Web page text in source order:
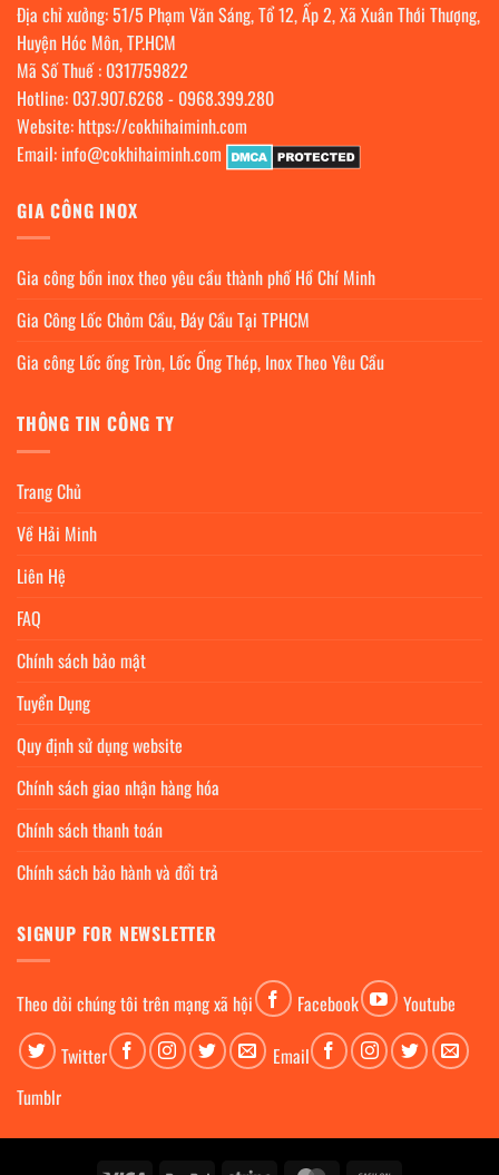
Địa chỉ xưởng: 51/5 Phạm Văn Sáng, Tổ 12, Ấp 2, Xã Xuân Thới Thượng,
Huyện Hóc Môn, TP.HCM
Mã Số Thuế : 0317759822
Hotline: 037.907.6268- 0968.399.280
Website: https://cokhihaiminh.com
Email: info@cokhihaiminh.com
GIA CÔNG INOX
Gia công bồn inox theo yêu cầu thành phố Hồ Chí Minh
Gia Công Lốc Chỏm Cầu, Đáy Cầu Tại TPHCM
Gia công Lốc ống Tròn, Lốc Ống Thép, Inox Theo Yêu Cầu
THÔNG TIN CÔNG TY
Trang Chủ
Về Hải Minh
Liên Hệ
FAQ
Chính sách bảo mật
Tuyển Dụng
Quy định sử dụng website
Chính sách giao nhận hàng hóa
Chính sách thanh toán
Chính sách bảo hành và đổi trả
SIGNUP FOR NEWSLETTER
Theo dỏi chúng tôi trên mạng xã hội Facebook
Youtube
Twitter
Email
Tumblr